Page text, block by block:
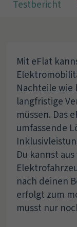
Testbericht
Mit eFlat
Nachteile wie
langfristige
müssen. Das
umfassende
Du kannst
nach deinen
erfolgt zum
musst nur